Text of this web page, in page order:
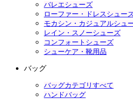
バレエシューズ
ローファー・ドレスシュー
モカシン・カジュアルシュ
レイン・スノーシューズ
コンフォートシューズ
シューケア・靴用品
バッグ
バッグカテゴリすべて
ハンドバッグ